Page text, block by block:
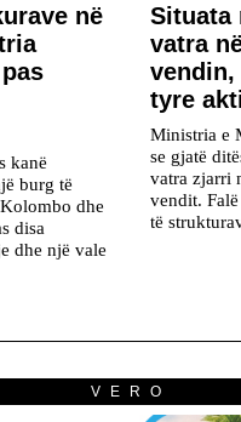
në
kanë
burg të
dhe
disa
dhe një vale
Situata
vatra
tyre
Ministria e
se gjatë
vatra zjarri
vendit.
të
VERO